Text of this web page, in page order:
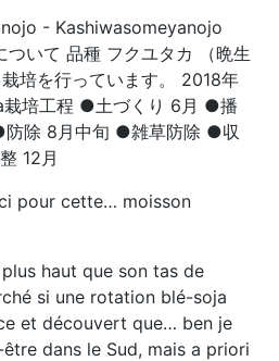
- Kashiwasomeyanojo
いて 品種 フクユタカ （晩生
培を行っています。 2018年
栽培工程 ●土づくり 6月 ●播
防除 8月中旬 ●雑草防除 ●収
12月​
pour cette… moisson
haut que son tas de
si une rotation blé-soja
et découvert que… ben je
dans le Sud, mais a priori